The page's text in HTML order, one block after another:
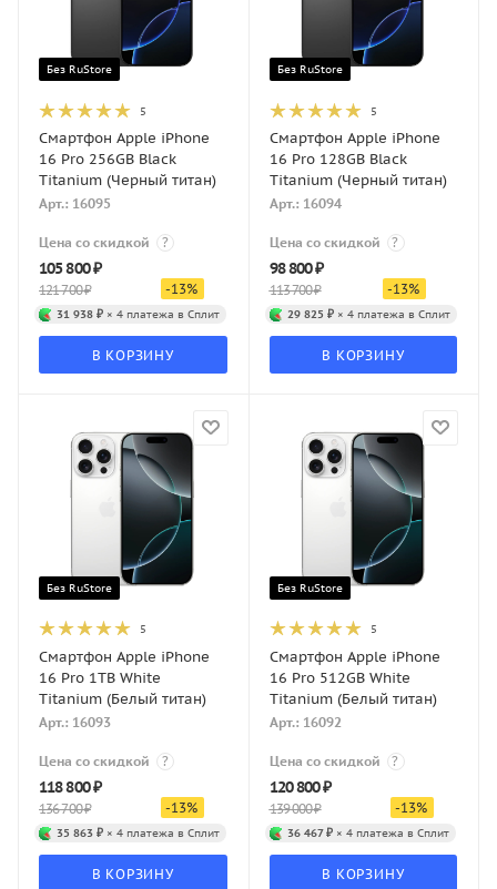
Без RuStore
5
Смартфон Apple iPhone
16 Pro 256GB Black
Titanium (Черный титан)
Арт.: 16095
Цена со скидкой ?
105 800₽
121 700₽ -13%
31 938 ₽ × 4 платежа в Сплит
В КОРЗИНУ
Без RuStore
5
Смартфон Apple iPhone
16 Pro 128GB Black
Titanium (Черный титан)
Арт.: 16094
Цена со скидкой ?
98 800₽
113 700₽ -13%
29 825 ₽× 4 платежа в Сплит
В КОРЗИНУ
Без RuStore
5
Смартфон Apple iPhone
16 Pro 1TB White
Titanium (Белый титан)
Арт.: 16093
Цена со скидкой ?
118 800₽
136 700₽ -13%
35 863 ₽ × 4 платежа в Сплит
В КОРЗИНУ
Без RuStore
5
Смартфон Apple iPhone
16 Pro 512GB White
Titanium (Белый титан)
Арт.: 16092
Цена со скидкой ?
120 800₽
139 000₽ -13%
36 467 ₽× 4 платежа в Сплит
В КОРЗИНУ